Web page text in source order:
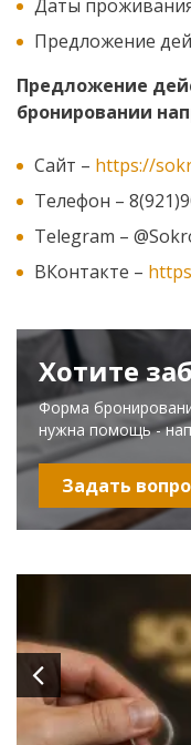
Даты
Предложение
Предложение
бронировании
Сайт – https://
Телефон –
Telegram –
ВКонтакте –
Хотите
Форма
нужна помощь -
Задать